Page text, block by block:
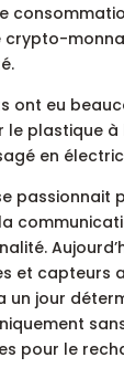
ont eu
plastique
en
et
un jour
pour le